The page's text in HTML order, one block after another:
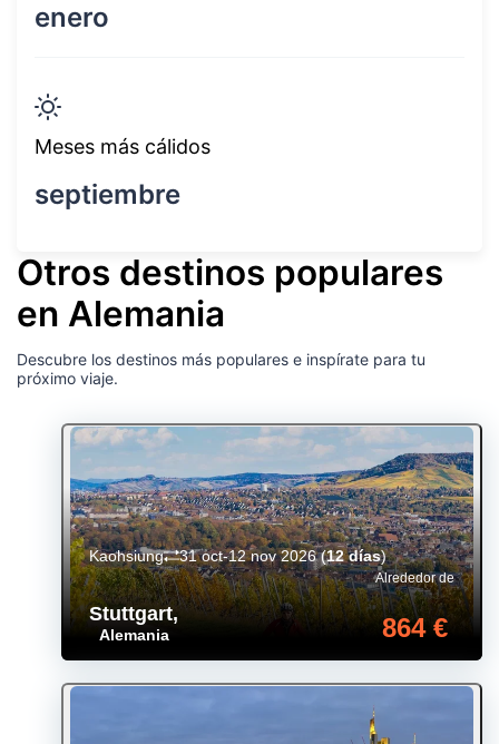
enero
Meses más cálidos
septiembre
Otros destinos populares
en Alemania
Descubre los destinos más populares e inspírate para tu
próximo viaje.
Stuttgart,
Alemania
Alrededor de
864 €
Kaohsiung 31 oct-12 nov 2026(12 días)